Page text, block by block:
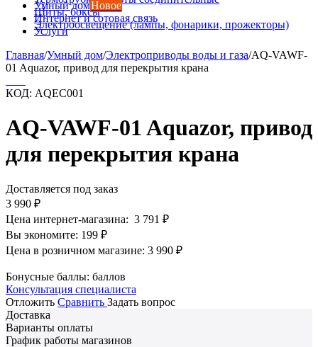
Щиты, боксы
Электроосвещение (лампы, фонарики, прожекторы)
Умный домНовое
Интернет и сотовая связь
Услуги
Главная/Умный дом/Электроприводы воды и газа/AQ-VAWF-
01 Aquazor, привод для перекрытия крана
КОД: AQEC001
AQ-VAWF-01 Aquazor, привод
для перекрытия крана
Доставляется под заказ
3 990 ₽
Цена интернет-магазина: 3 791 ₽
Вы экономите: 199 ₽
Цена в розничном магазине: 3 990 ₽
Бонусные баллы: баллов
Консультация специалиста
Отложить Сравнить Задать вопрос
Доставка
Варианты оплаты
График работы магазинов